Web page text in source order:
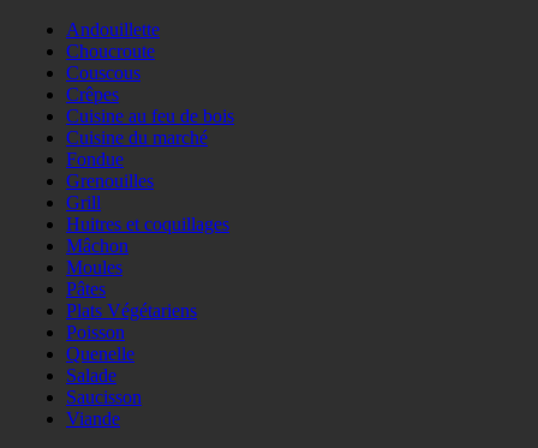
Andouillette
Choucroute
Couscous
Crêpes
Cuisine au feu de bois
Cuisine du marché
Fondue
Grenouilles
Grill
Huitres et coquillages
Mâchon
Moules
Pâtes
Plats Végétariens
Poisson
Quenelle
Salade
Saucisson
Viande